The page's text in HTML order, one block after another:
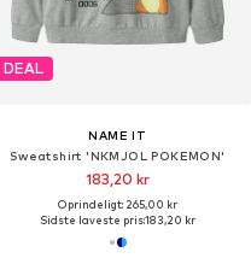
DEAL
NAME IT
Sweatshirt 'NKMJOL POKEMON'
183,20 kr
Oprindeligt: 265,00 kr
Sidste laveste pris:183,20 kr